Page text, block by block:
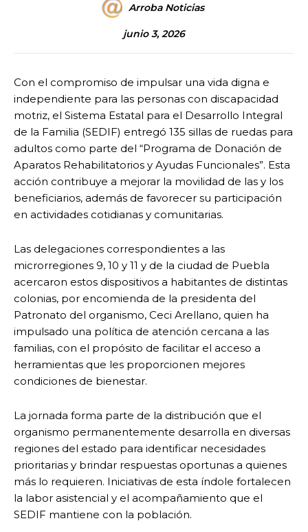
Arroba Noticias
junio 3, 2026
Con el compromiso de impulsar una vida digna e
independiente para las personas con discapacidad
motriz, el Sistema Estatal para el Desarrollo Integral
de la Familia (SEDIF) entregó 135 sillas de ruedas para
adultos como parte del “Programa de Donación de
Aparatos Rehabilitatorios y Ayudas Funcionales”. Esta
acción contribuye a mejorar la movilidad de las y los
beneficiarios, además de favorecer su participación
en actividades cotidianas y comunitarias.
Las delegaciones correspondientes a las
microrregiones 9, 10 y 11 y de la ciudad de Puebla
acercaron estos dispositivos a habitantes de distintas
colonias, por encomienda de la presidenta del
Patronato del organismo, Ceci Arellano, quien ha
impulsado una política de atención cercana a las
familias, con el propósito de facilitar el acceso a
herramientas que les proporcionen mejores
condiciones de bienestar.
La jornada forma parte de la distribución que el
organismo permanentemente desarrolla en diversas
regiones del estado para identificar necesidades
prioritarias y brindar respuestas oportunas a quienes
más lo requieren. Iniciativas de esta índole fortalecen
la labor asistencial y el acompañamiento que el
SEDIF mantiene con la población.